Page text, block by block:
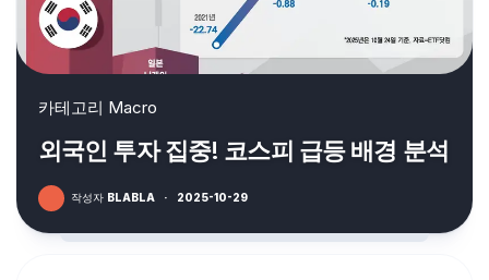
카테고리 Macro
외국인 투자 집중! 코스피 급등 배경 분석
작성자 BLABLA · 2025-10-29